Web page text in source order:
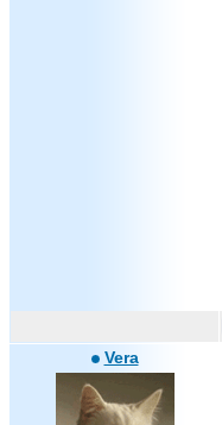
Vera